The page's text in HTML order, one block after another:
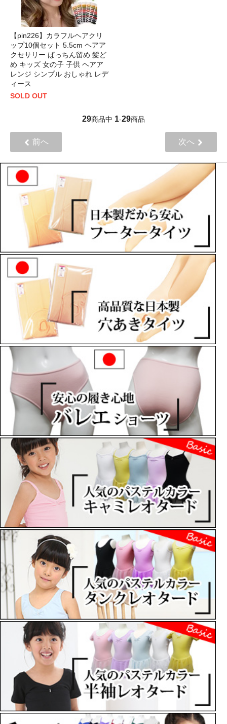
【pin226】カラフルヘアクリ
ップ10個セット 5.5cm ヘアア
クセサリー ぱっちん留め 髪ど
め キッズ 女の子 子供 ヘアア
レンジ シンプル おしゃれ レデ
ィース
SOLD OUT
29商品中 1-29商品
前へ 次へ